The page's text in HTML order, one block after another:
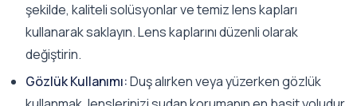
şekilde, kaliteli solüsyonlar ve temiz lens kapları
kullanarak saklayın. Lens kaplarını düzenli olarak
değiştirin.
Gözlük Kullanımı:Duş alırken veya yüzerken gözlük